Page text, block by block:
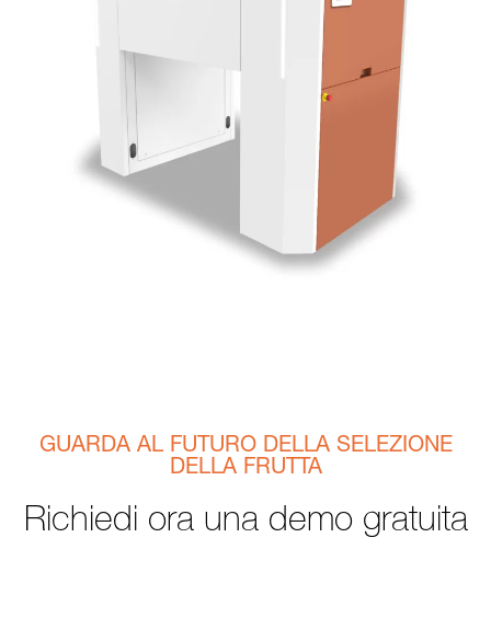
GUARDA AL FUTURO DELLA SELEZIONE
DELLA FRUTTA
Richiedi ora una demo gratuita